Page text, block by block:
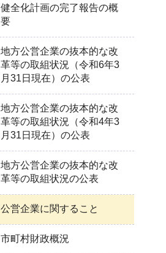
健全化計画の完了報告の概
要
地方公営企業の抜本的な改
革等の取組状況（令和6年3
月31日現在）の公表
地方公営企業の抜本的な改
革等の取組状況（令和4年3
月31日現在）の公表
地方公営企業の抜本的な改
革等の取組状況の公表
公営企業に関すること
市町村財政概況